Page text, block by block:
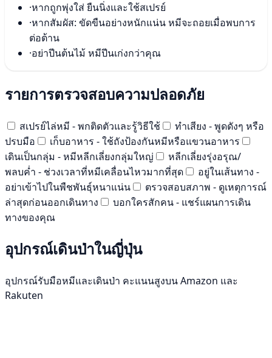
·หากถูกพุ่งใส่ ยืนนิ่งและใช้สเปรย์
·หากสัมผัส: ขัดขืนอย่างหนักแน่น หมีจะถอยเมื่อพบการ
ต่อต้าน
·อย่าปีนต้นไม้ หมีปีนเก่งกว่าคุณ
รายการตรวจสอบความปลอดภัย
สเปรย์ไล่หมี - พกติดตัวและรู้วิธีใช้
ทำเสียง - พูดดังๆ หรือ
ปรบมือ
เก็บอาหาร - ใช้ถังป้องกันหมีหรือแขวนอาหาร
เดินเป็นกลุ่ม - หมีหลีกเลี่ยงกลุ่มใหญ่
หลีกเลี่ยงรุ่งอรุณ/
พลบค่ำ - ช่วงเวลาที่หมีเคลื่อนไหวมากที่สุด
อยู่ในเส้นทาง -
อย่าเข้าไปในพืชพันธุ์หนาแน่น
ตรวจสอบสภาพ - ดูเหตุการณ์
ล่าสุดก่อนออกเดินทาง
บอกใครสักคน - แชร์แผนการเดิน
ทางของคุณ
อุปกรณ์เดินป่าในญี่ปุ่น
อุปกรณ์รับมือหมีและเดินป่า คะแนนสูงบน Amazon และ
Rakuten